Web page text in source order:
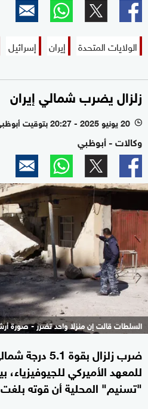
الولايات المتحدة إيران إسرائيل
زلزال يضرب شمالي إيران
l 20 يونيو 2025 - 20:27 بتوقيت أبوظبي
وكالات - أبوظبي
السلطات قالت إن منزلا واحد تضرر - صورة
ضرب زلزال
للمعهد الأميركي للجيوفيزياء،
"تسنيم" المحلية أن قوته بلغت 5.2 درجة.